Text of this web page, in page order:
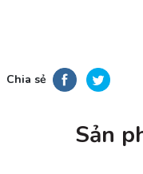
Chia sẻ
Sản